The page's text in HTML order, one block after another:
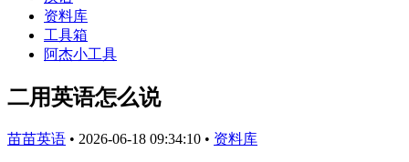
资料库
工具箱
阿杰小工具
二用英语怎么说
苗苗英语 • 2026-06-18 09:34:10 • 资料库